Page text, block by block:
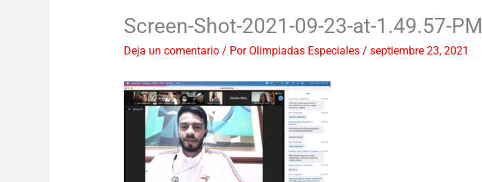
Screen-Shot-2021-09-23-at-1.49.57-PM
Deja un comentario / Por Olimpiadas Especiales / septiembre 23, 2021